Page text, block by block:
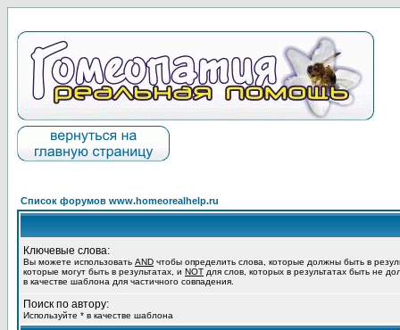
Список форумов www.homeorealhelp.ru
Ключевые слова:
Вы можете использовать AND чтобы определить слова, которые должны быть в
которые могут быть в результатах, и NOT для слов, которых в результатах быть не
в качестве шаблона для частичного совпадения.
Поиск по автору:
Используйте * в качестве шаблона